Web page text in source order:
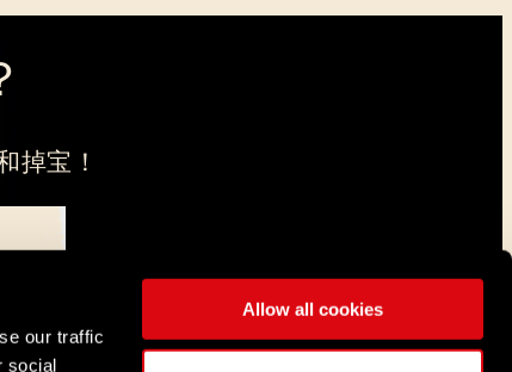
our traffic
social
Allow all cookies
掉宝！
弗罗茨瓦夫。